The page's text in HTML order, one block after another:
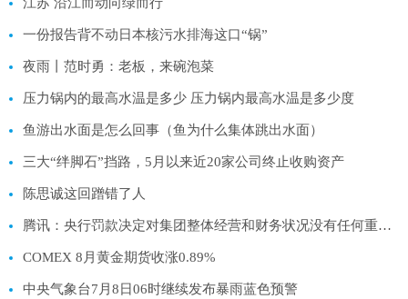
江苏 沿江而动向绿而行
一份报告背不动日本核污水排海这口“锅”
夜雨丨范时勇：老板，来碗泡菜
压力锅内的最高水温是多少 压力锅内最高水温是多少度
鱼游出水面是怎么回事（鱼为什么集体跳出水面）
三大“绊脚石”挡路，5月以来近20家公司终止收购资产
陈思诚这回蹭错了人
腾讯：央行罚款决定对集团整体经营和财务状况没有任何重大不利影响
COMEX 8月黄金期货收涨0.89%
中央气象台7月8日06时继续发布暴雨蓝色预警